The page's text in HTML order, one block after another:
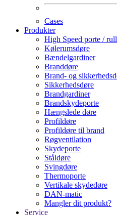
Cases
Produkter
High Speed porte /
Kølerumsdøre
Bændelgardiner
Branddøre
Brand- og
Sikkerhedsdøre
Brandgardiner
Brandskydeporte
Hængslede døre
Profildøre
Profildøre til brand
Røgventilation
Skydeporte
Ståldøre
Svingdøre
Thermoporte
Vertikale skydedøre
DAN-matic
Mangler dit produkt?
Service